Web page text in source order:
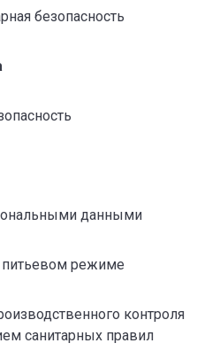
безопасность
данными
режиме
контроля
санитарных правил